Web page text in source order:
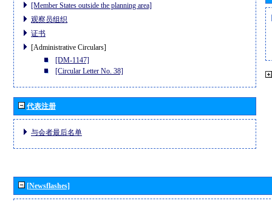
[Member States outside the planning area]
观察员组织
证书
[Administrative Circulars]
[DM-1147]
[Circular Letter No. 38]
代表注册
与会者最后名单
[Newsflashes]